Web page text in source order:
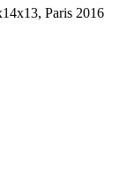
Paris 2016